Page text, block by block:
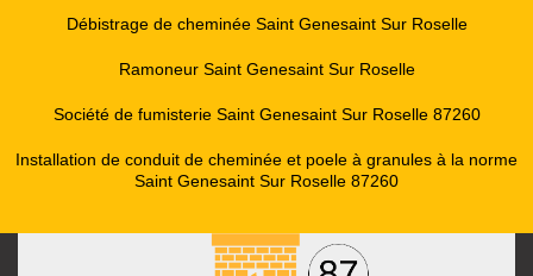
Débistrage de cheminée Saint Genesaint Sur Roselle
Ramoneur Saint Genesaint Sur Roselle
Société de fumisterie Saint Genesaint Sur Roselle 87260
Installation de conduit de cheminée et poele à granules à la norme
Saint Genesaint Sur Roselle 87260